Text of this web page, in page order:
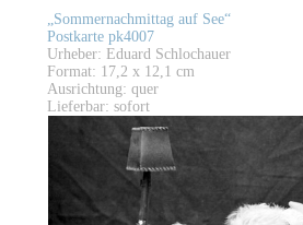
„Sommernachmittag auf See“
Postkarte pk4007
Urheber: Eduard Schlochauer
Format: 17,2 x 12,1 cm
Ausrichtung: quer
Lieferbar: sofort